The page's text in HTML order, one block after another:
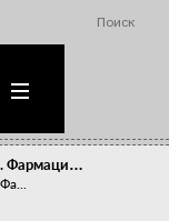
Поиск
Фармаци…